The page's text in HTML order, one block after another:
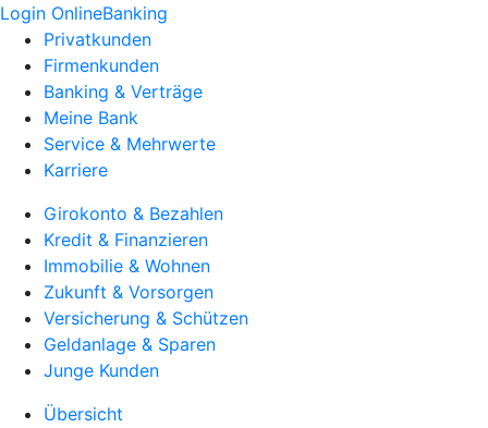
Login OnlineBanking
Privatkunden
Firmenkunden
Banking & Verträge
Meine Bank
Service & Mehrwerte
Karriere
Girokonto & Bezahlen
Kredit & Finanzieren
Immobilie & Wohnen
Zukunft & Vorsorgen
Versicherung & Schützen
Geldanlage & Sparen
Junge Kunden
Übersicht